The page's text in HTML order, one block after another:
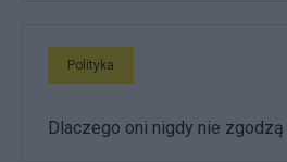
Polityka
Dlaczego oni nigdy nie